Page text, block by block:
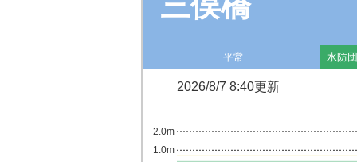
平常 水防
2026/8/7 8:40更新
1.0m
2.0m